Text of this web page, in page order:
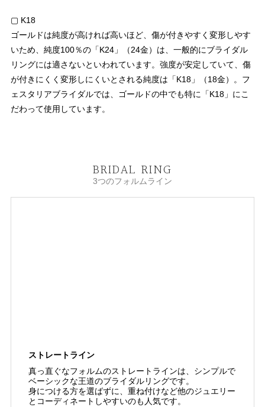
▢ K18
ゴールドは純度が高ければ高いほど、傷が付きやすく変形しやす
いため、純度100％の「K24」（24金）は、一般的にブライダル
リングには適さないといわれています。強度が安定していて、傷
が付きにくく変形しにくいとされる純度は「K18」（18金）。フ
ェスタリアブライダルでは、ゴールドの中でも特に「K18」にこ
だわって使用しています。
BRIDAL RING
3つのフォルムライン
ストレートライン
真っ直ぐなフォルムのストレートラインは、シンプルで
ベーシックな王道のブライダルリングです。
身につける方を選ばずに、重ね付けなど他のジュエリー
とコーディネートしやすいのも人気です。